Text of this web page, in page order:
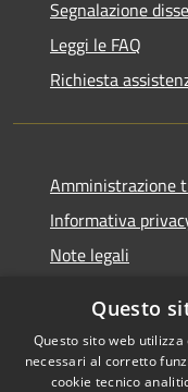
Segnalazione
Leggi le FAQ
Richiesta
Amministrazione
Informativa
Note legali
Questo
Questo sito web
necessari al corretto
cookie tecnico